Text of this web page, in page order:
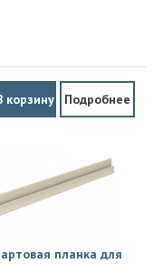
корзину Подробнее
планка для